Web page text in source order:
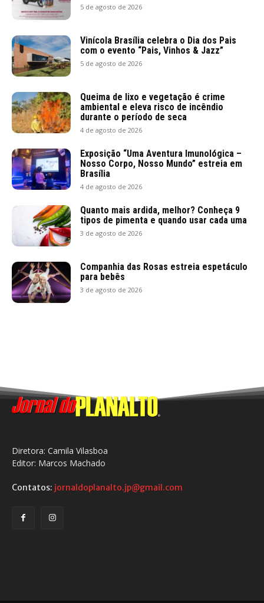
5 de agosto de 2026
Vinícola Brasília celebra o Dia dos Pais
com o evento “Pais, Vinhos & Jazz”
5 de agosto de 2026
Queima de lixo e vegetação é crime
ambiental e eleva risco de incêndio
durante o período de seca
4 de agosto de 2026
Exposição “Uma Aventura Imunológica –
Nosso Corpo, Nosso Mundo” estreia em
Brasília
4 de agosto de 2026
Quanto mais ardida, melhor? Conheça 9
tipos de pimenta e quando usar cada uma
3 de agosto de 2026
Companhia das Rosas estreia espetáculo
para bebês
3 de agosto de 2026
Diretora: Camila Vilasboa
Editor: Marcos Machado
Contatos: jornaldoplanalto.jp@gmail.com